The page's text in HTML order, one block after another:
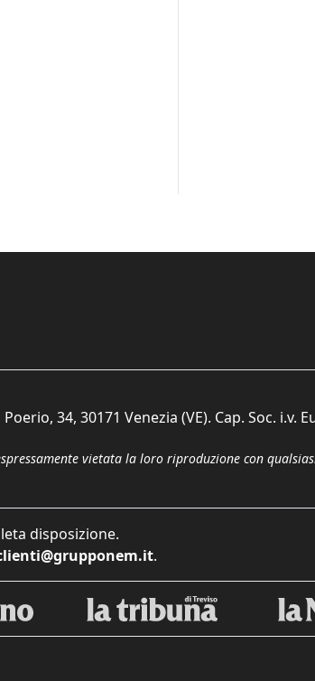
34, 30171 Venezia (VE). Cap. Soc. i.v.
vietata la loro riproduzione con
disposizione.
.